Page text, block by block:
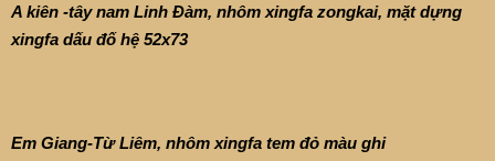
A kiên -tây nam Linh Đàm, nhôm xingfa zongkai, mặt dựng
xingfa dấu đố hệ 52x73
Em Giang-Từ Liêm, nhôm xingfa tem đỏ màu ghi